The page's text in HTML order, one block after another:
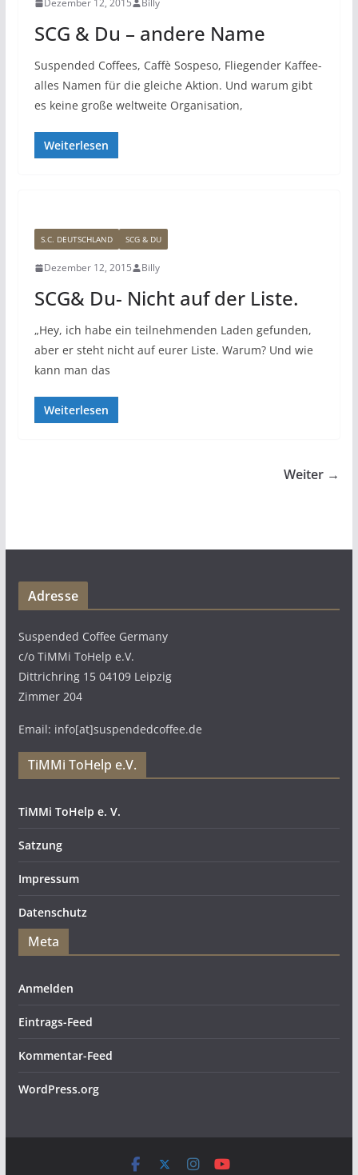
Dezember 12, 2015 Billy
SCG & Du – andere Name
Suspended Coffees, Caffè Sospeso, Fliegender Kaffee-
alles Namen für die gleiche Aktion. Und warum gibt
es keine große weltweite Organisation,
Weiterlesen
S.C. DEUTSCHLAND SCG & DU
Dezember 12, 2015 Billy
SCG& Du- Nicht auf der Liste.
„Hey, ich habe ein teilnehmenden Laden gefunden,
aber er steht nicht auf eurer Liste. Warum? Und wie
kann man das
Weiterlesen
Weiter →
Adresse
Suspended Coffee Germany
c/o TiMMi ToHelp e.V.
Dittrichring 15 04109 Leipzig
Zimmer 204
Email: info[at]suspendedcoffee.de
TiMMi ToHelp e.V.
TiMMi ToHelp e. V.
Satzung
Impressum
Datenschutz
Meta
Anmelden
Eintrags-Feed
Kommentar-Feed
WordPress.org